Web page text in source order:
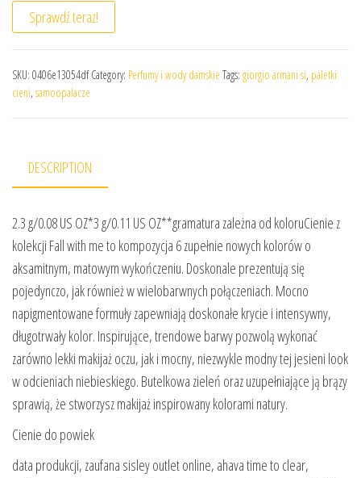
Sprawdź teraz!
SKU: 0406e13054df Category: Perfumy i wody damskie Tags: giorgio armani si, paletki
cieni, samoopalacze
DESCRIPTION
2.3 g/0.08 US OZ*3 g/0.11 US OZ**gramatura zależna od koloruCienie z
kolekcji Fall with me to kompozycja 6 zupełnie nowych kolorów o
aksamitnym, matowym wykończeniu. Doskonale prezentują się
pojedynczo, jak również w wielobarwnych połączeniach. Mocno
napigmentowane formuły zapewniają doskonałe krycie i intensywny,
długotrwały kolor. Inspirujące, trendowe barwy pozwolą wykonać
zarówno lekki makijaż oczu, jak i mocny, niezwykle modny tej jesieni look
w odcieniach niebieskiego. Butelkowa zieleń oraz uzupełniające ją brązy
sprawią, że stworzysz makijaż inspirowany kolorami natury.
Cienie do powiek
data produkcji, zaufana sisley outlet online, ahava time to clear,